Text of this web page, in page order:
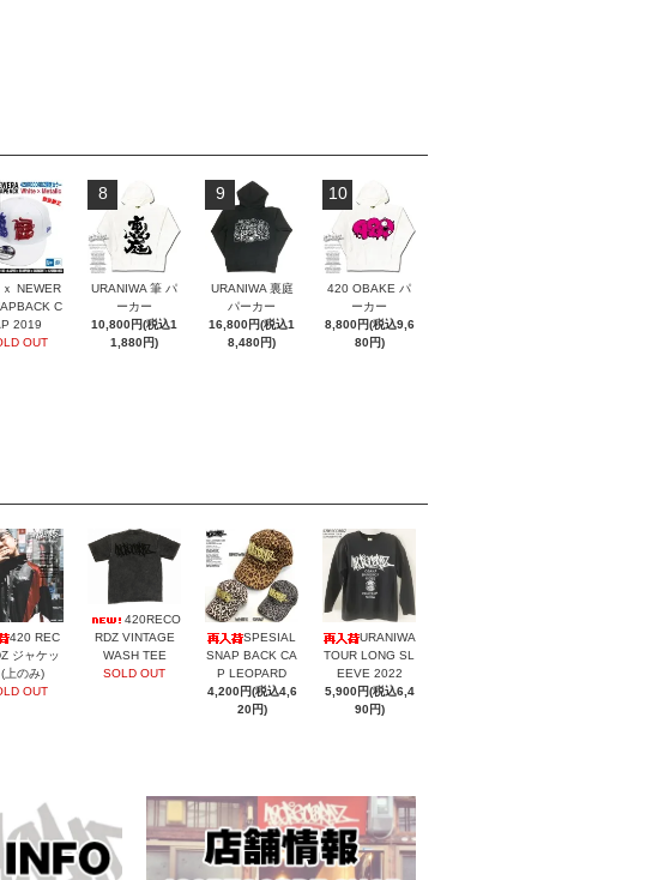
NEWER
C
2019
OUT
8
URANIWA 筆 パ
ーカー
10,800円(税込1
1,880円)
9
URANIWA 裏庭
パーカー
16,800円(税込1
8,480円)
10
420 OBAKE パ
ーカー
8,800円(税込9,6
80円)
420 REC
ジャケッ
(上のみ)
OUT
420RECO
RDZ VINTAGE
WASH TEE
SOLD OUT
SPESIAL
SNAP BACK CA
P LEOPARD
4,200円(税込4,6
20円)
URANIWA
TOUR LONG SL
EEVE 2022
5,900円(税込6,4
90円)